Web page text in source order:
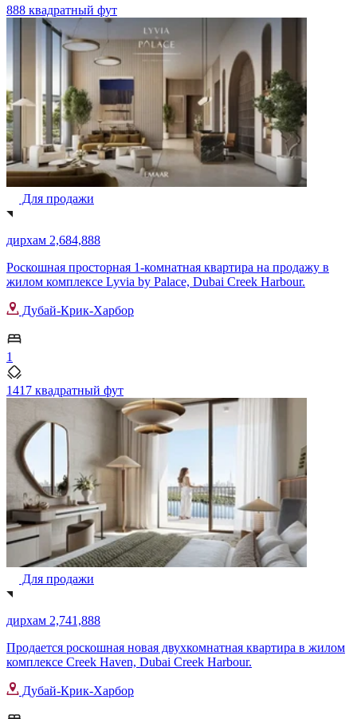
888 квадратный фут
Для продажи
дирхам 2,684,888
Роскошная просторная 1-комнатная квартира на продажу в
жилом комплексе Lyvia by Palace, Dubai Creek Harbour.
Дубай-Крик-Харбор
1
1417 квадратный фут
Для продажи
дирхам 2,741,888
Продается роскошная новая двухкомнатная квартира в жилом
комплексе Creek Haven, Dubai Creek Harbour.
Дубай-Крик-Харбор